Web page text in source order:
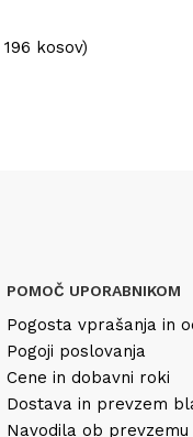
kosov)
POMOČ UPORABNIKOM
Pogosta vprašanja in
Pogoji poslovanja
Cene in dobavni roki
Dostava in prevzem
Navodila ob